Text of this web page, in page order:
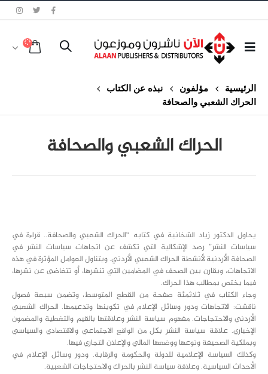
الرئيسية مؤلفون
نبذه عن الكتاب
الحراك الشعبي والصحافة
الحراك الشعبي والصحافة
يحاول الدكتور زياد الشخانبة في كتابه “الحراك الشعبي والصحافة.. قراءة في
سياسات النشر” رصد الإشكالية التي تكشف عن اتجاهات سياسات النشر في
الصحافة الأردنية لأنشطة الحراك الشعبي الأردني. ويتناول العوامل المؤثرة في هذه
الاتجاهات، ويقارن بين الصحف في المضامين التي تنشرها، أو تتغاضى عن نشرها،
فيما يختص بمطالب هذا الحراك.
وجاء الكتاب في ثلاثمئة صفحة من القطع المتوسط، وتضمن سبعة فصول
ناقشت: الاتجاهات ودور وسائل الإعلام في تكوينها وتدعيمها. الحراك الشعبي
الأردني والاحتجاجات. مفهوم سياسة النشر وعلاقتها بالقيم والتغطية والمضمون
الإخباري. علاقة سياسة النشر بكل من الواقع الاجتماعي والاقتصادي والسياسي
وبملكية الصحيفة ونوعها ووضعها المالي والإعلان التجاري فيها.
وكذلك السياسة الإعلامية للدولة والحكومة والرقابة. ودور وسائل الإعلام في
الأحداث السياسية. وعلاقة سياسة النشر بالحراك والاحتجاجات الشعبية.